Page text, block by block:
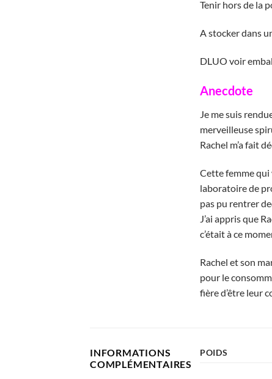
Tenir hors de la
A stocker dans
DLUO voir
Anecdote
Je me suis
merveilleuse
Rachel m’a fait
Cette femme qui
laboratoire de
pas pu rentrer
J’ai appris que
c’était à ce
Rachel et son
pour le
fière d’être leur
INFORMATIONS
COMPLÉMENTAIRES
POIDS